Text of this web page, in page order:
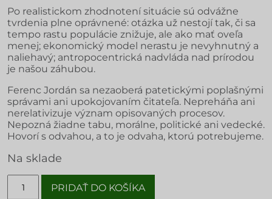
Po realistickom zhodnotení situácie sú odvážne
tvrdenia plne oprávnené: otázka už nestojí tak, či sa
tempo rastu populácie znižuje, ale ako mať oveľa
menej; ekonomický model nerastu je nevyhnutný a
naliehavý; antropocentrická nadvláda nad prírodou
je našou záhubou.
Ferenc Jordán sa nezaoberá patetickými poplašnými
správami ani upokojovaním čitateľa. Nepreháňa ani
nerelativizuje význam opisovaných procesov.
Nepozná žiadne tabu, morálne, politické ani vedecké.
Hovorí s odvahou, a to je odvaha, ktorú potrebujeme.
Na sklade
PRIDAŤ DO KOŠÍKA